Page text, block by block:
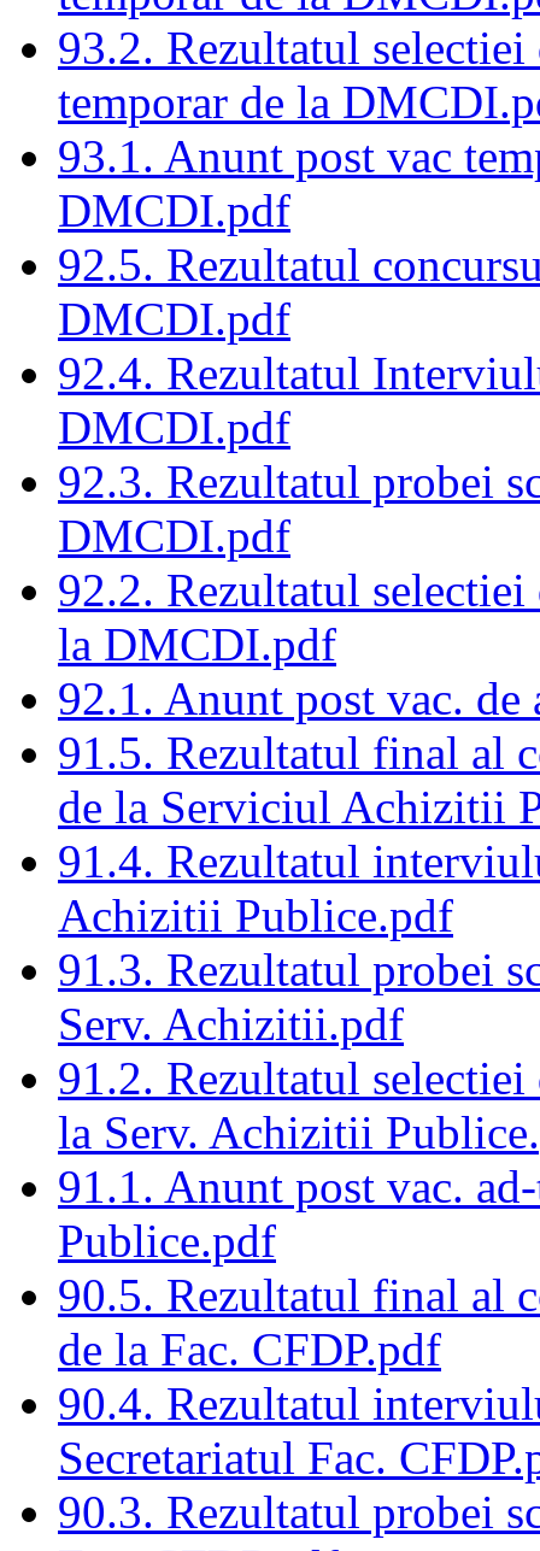
93.2. Rezultatul
temporar de la
93.1. Anunt post vac
DMCDI.pdf
92.5. Rezultatul
DMCDI.pdf
92.4. Rezultatul
DMCDI.pdf
92.3. Rezultatul probei
DMCDI.pdf
92.2. Rezultatul
la DMCDI.pdf
92.1. Anunt post vac.
91.5. Rezultatul final al
de la Serviciul Achizitii
91.4. Rezultatul
Achizitii Publice.pdf
91.3. Rezultatul probei
Serv. Achizitii.pdf
91.2. Rezultatul
la Serv. Achizitii
91.1. Anunt post vac.
Publice.pdf
90.5. Rezultatul final al
de la Fac. CFDP.pdf
90.4. Rezultatul
Secretariatul Fac.
90.3. Rezultatul probei